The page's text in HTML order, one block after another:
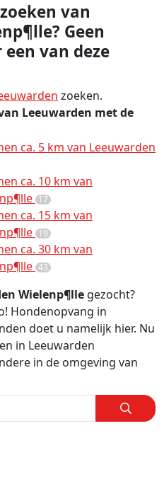
van
Geen
van deze
zoeken.
Leeuwarden met de
ca. 5 km van Leeuwarden
ca. 10 km van
17
ca. 15 km van
19
ca. 30 km van
43
Wielenp¶lle gezocht?
Hondenopvang in
doet u namelijk hier. Nu
in Leeuwarden
in de omgeving van